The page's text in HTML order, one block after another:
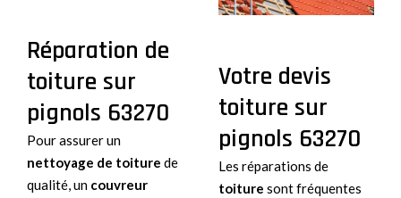
Réparation de
toiture sur
pignols 63270
Pour assurer un
nettoyage de toiture de
qualité, un couvreur
Votre devis
toiture sur
pignols 63270
Les réparations de
toiture sont fréquentes